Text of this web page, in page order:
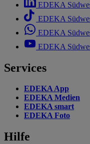
EDEKA
EDEKA
EDEKA
EDEKA
Services
EDEKA App
EDEKA Medien
EDEKA smart
EDEKA Foto
Hilfe